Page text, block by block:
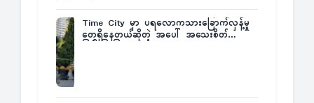
Time City မှာ ပရလောကသားခြောက်လှန့်မှု
တွေရှိနေတယ်ဆိုတဲ့ အပေါ် အသေးစိတ်